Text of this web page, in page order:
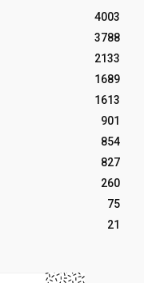
4003
3788
2133
1689
1613
901
854
827
260
75
21